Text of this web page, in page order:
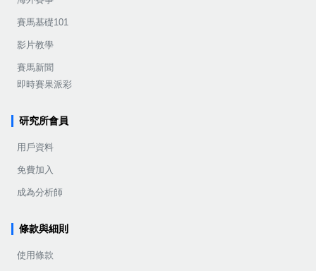
賽馬基礎101
影片教學
賽馬新聞
即時賽果派彩
研究所會員
用戶資料
免費加入
成為分析師
條款與細則
使用條款